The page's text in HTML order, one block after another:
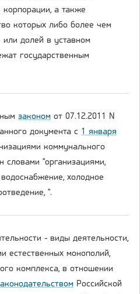
корпорации, а также
которых либо более чем
или долей в уставном
государственным
законом от 07.12.2011 N
документа с 1 января
коммунального
словами "организациями,
холодное
".
- виды деятельности,
естественных монополий,
комплекса, в отношении
Российской